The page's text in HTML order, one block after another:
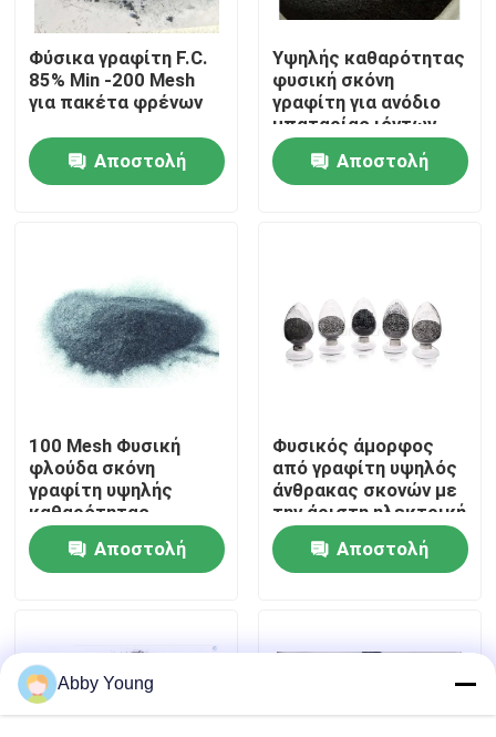
Σπίτι
Προϊόντα
Γύρος εργοστασίων
Ποιοτικός έλεγχος
Μας ελάτε σε επαφή με
Ειδήσεις
Από γραφίτη πρώτη ύλη
Φύσικα γραφίτη F.C.
85% Min -200 Mesh
για πακέτα φρένων
Αποστολή
Υψηλής καθαρότητας
φυσική σκόνη
γραφίτη για ανόδιο
μπαταρίας ιόντων
λιθίου
Αποστολή
100 Mesh Φυσική
φλούδα σκόνη
γραφίτη υψηλής
καθαρότητας
Αποστολή
Φυσικός άμορφος
από γραφίτη υψηλός
άνθρακας σκονών με
την άριστη ηλεκτρική
αγωγιμότητα
Αποστολή
Abby Young